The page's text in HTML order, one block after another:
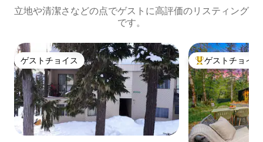
立地や清潔さなどの点でゲストに高評価のリスティング
です。
ゲストチョイス
ゲストチョイス 大好評のゲスト
ゲストチョイス